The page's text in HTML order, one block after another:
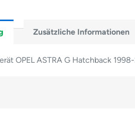
Zusätzliche Informationen
OPEL ASTRA G Hatchback